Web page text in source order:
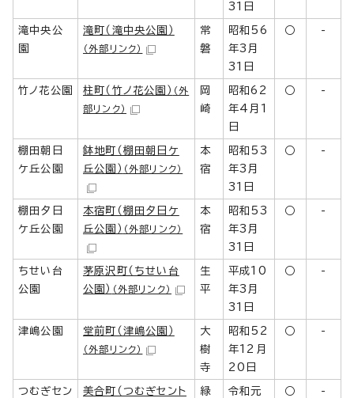
31日
滝中央公
園
滝町（滝中央公園）
（外部リンク）
常
磐
昭和56
年3月
31日
○ -
竹ノ花公園 柱町（竹ノ花公園） （外
部リンク）
岡
崎
昭和62
年4月1
日
○ -
棚田朝日
ケ丘公園
鉢地町（棚田朝日ケ
丘公園） （外部リンク）
本
宿
昭和53
年3月
31日
○ -
棚田夕日
ケ丘公園
本宿町（棚田夕日ケ
丘公園） （外部リンク）
本
宿
昭和53
年3月
31日
○ -
ちせい台
公園
茅原沢町（ちせい台
公園） （外部リンク）
生
平
平成10
年3月
31日
○ -
津嶋公園 堂前町（津嶋公園）
（外部リンク）
大
樹
寺
昭和52
年12月
20日
○ -
つむぎセン
美合町（つむぎセント
緑
令和元
○ -